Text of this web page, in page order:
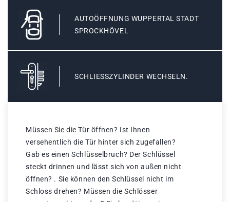
AUTOÖFFNUNG WUPPERTAL STADT
SPROCKHÖVEL
SCHLIESSZYLINDER WECHSELN.
Müssen Sie die Tür öffnen? Ist Ihnen
versehentlich die Tür hinter sich zugefallen?
Gab es einen Schlüsselbruch? Der Schlüssel
steckt drinnen und lässt sich von außen nicht
öffnen? . Sie können den Schlüssel nicht im
Schloss drehen? Müssen die Schlösser